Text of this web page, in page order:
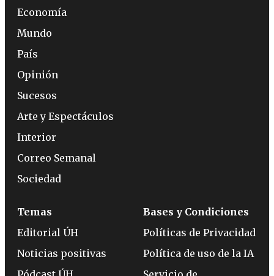
Economía
Mundo
País
Opinión
Sucesos
Arte y Espectáculos
Interior
Correo Semanal
Sociedad
Temas
Editorial ÚH
Noticias positivas
Bases y Condiciones
Políticas de Privacidad
Política de uso de la IA